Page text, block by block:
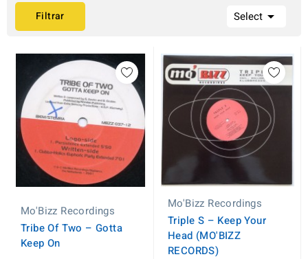
Filtrar Select 
Mo'Bizz Recordings
Tribe Of Two ‎– Gotta
Keep On
Mo'Bizz Recordings
Triple S ‎– Keep Your
Head (MO'BIZZ
RECORDS)